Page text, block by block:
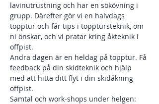
lavinutrustning och har en sökövning i
grupp. Därefter gör vi en halvdags
topptur och får tips i topptursteknik, om
ni önskar, och vi pratar kring åkteknik i
offpist.
Andra dagen är en heldag på topptur. Få
feedback på din skidteknik och hjälp
med att hitta ditt flyt i din skidåkning
offpist.
Samtal och work-shops under helgen: